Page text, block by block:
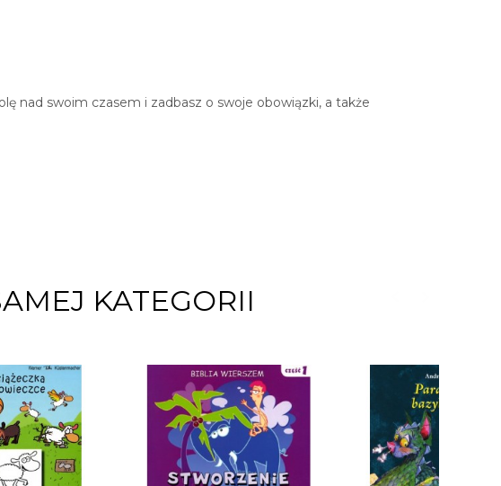
nad swoim czasem i zadbasz o swoje obowiązki, a także
KATEGORII